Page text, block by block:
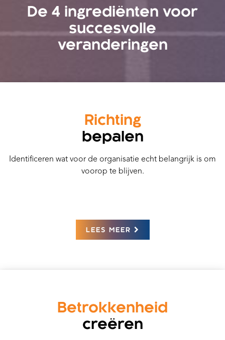
De 4 ingrediënten voor
succesvolle
veranderingen
Richting
bepalen
Identificeren wat voor de organisatie echt belangrijk is om
voorop te blijven.
LEES MEER
Betrokkenheid
creëren